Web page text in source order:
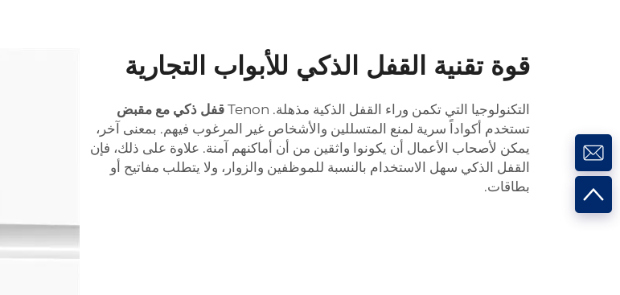
قوة تقنية القفل الذكي للأبواب التجارية
التكنولوجيا التي تكمن وراء القفل الذكية مذهلة. Tenon
قفل ذكي مع مقبض
تستخدم أكواداً سرية لمنع المتسللين والأشخاص غير المرغوب فيهم. بمعنى آخر،
يمكن لأصحاب الأعمال أن يكونوا واثقين من أن أماكنهم آمنة. علاوة على ذلك، فإن
القفل الذكي سهل الاستخدام بالنسبة للموظفين والزوار، ولا يتطلب مفاتيح أو
بطاقات.